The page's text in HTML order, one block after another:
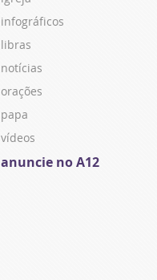
infográficos
libras
notícias
orações
papa
vídeos
anuncie no A12